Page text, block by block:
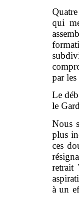
qui
par
Le
le
Nous
plus
ces
retrait
à un